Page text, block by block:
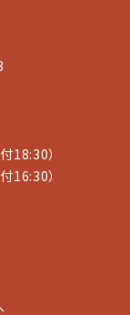
18:30）
16:30）